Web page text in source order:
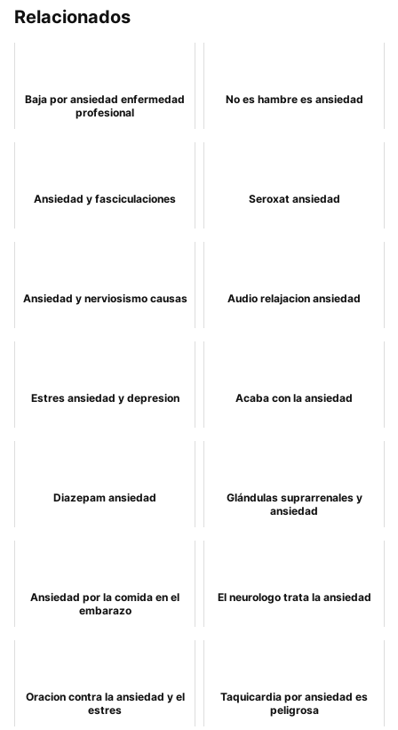
Relacionados
Baja por ansiedad enfermedad
profesional
No es hambre es ansiedad
Ansiedad y fasciculaciones Seroxat ansiedad
Ansiedad y nerviosismo causas Audio relajacion ansiedad
Estres ansiedad y depresion Acaba con la ansiedad
Diazepam ansiedad
Glándulas suprarrenales y
ansiedad
Ansiedad por la comida en el
embarazo
El neurologo trata la ansiedad
Oracion contra la ansiedad y el
estres
Taquicardia por ansiedad es
peligrosa